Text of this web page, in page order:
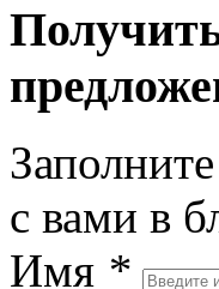
с вами в
Имя *